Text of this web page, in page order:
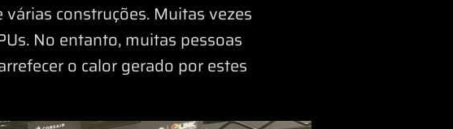
construções. Muitas vezes
No entanto, muitas pessoas
o calor gerado por estes